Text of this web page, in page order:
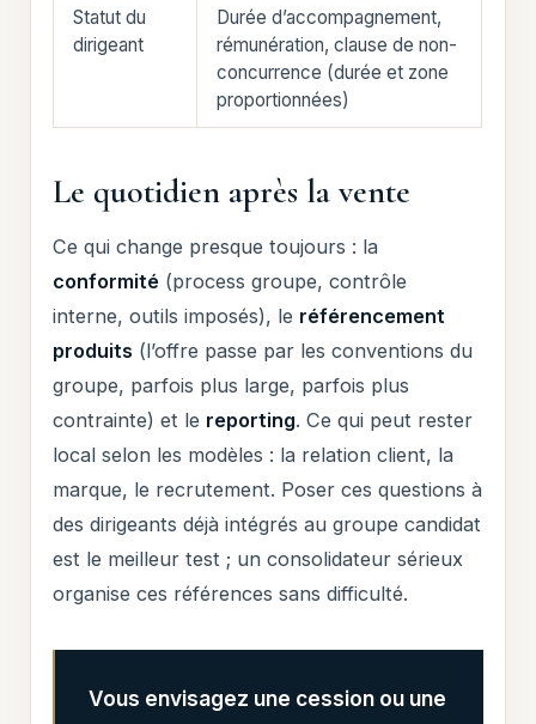
Statut du
dirigeant
Durée d’accompagnement,
rémunération, clause de non-
concurrence (durée et zone
proportionnées)
Le quotidien après la vente
Ce qui change presque toujours : la
conformité (process groupe, contrôle
interne, outils imposés), le référencement
produits (l’offre passe par les conventions du
groupe, parfois plus large, parfois plus
contrainte) et le reporting. Ce qui peut rester
local selon les modèles : la relation client, la
marque, le recrutement. Poser ces questions à
des dirigeants déjà intégrés au groupe candidat
est le meilleur test ; un consolidateur sérieux
organise ces références sans difficulté.
Vous envisagez une cession ou une